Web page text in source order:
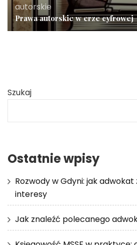
autorskie
Prawa autorskie w erze cyfrowej
Szukaj
Ostatnie wpisy
Rozwody w Gdyni: jak
interesy
Jak znaleźć polecanego